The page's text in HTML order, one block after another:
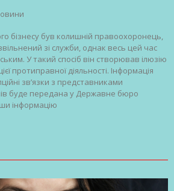
бізнесу був колишній правоохоронець,
зі служби, однак весь цей час
У такий спосіб він створював ілюзію
протиправної діяльності. Інформація
зв’язки з представниками
буде передана у Державне бюро
інформацію